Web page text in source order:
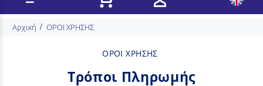
Αρχική ΟΡΟΙ ΧΡΗΣΗΣ
ΟΡΟΙ ΧΡΗΣΗΣ
Τρόποι Πληρωμής